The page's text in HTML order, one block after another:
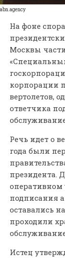
abn.agency
На фоне
Москвы
корпорации
вертолетов,
ответчика
Речь идет о
года были
президента.
оперативном
подписания
оставались
проходили
Истец